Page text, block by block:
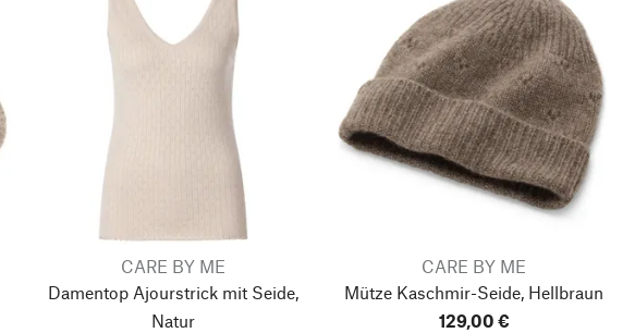
CARE BY ME
Damentop Ajourstrick mit Seide,
Natur
CARE BY ME
Mütze Kaschmir-Seide, Hellbraun
129,00 €